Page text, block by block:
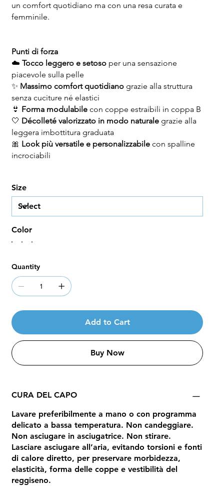
un comfort quotidiano ma con una resa curata e
femminile.
Punti di forza
☁️ Tocco leggero e setosoper una sensazione
piacevole sulla pelle
✨ Massimo comfort quotidianograzie alla struttura
senza cuciture né elastici
👙 Forma modulabilecon coppe estraibili in coppa B
🤍 Décolleté valorizzato in modo naturalegrazie alla
leggera imbottitura graduata
🎀 Look più versatile e personalizzabilecon spalline
incrociabili
Size
Color
Quantity
Add to Cart
Buy Now
CURA DEL CAPO
Lavare preferibilmente a mano o con programma
delicato a bassa temperatura. Non candeggiare.
Non asciugare in asciugatrice. Non stirare.
Lasciare asciugare all’aria, evitando torsioni e fonti
di calore diretto, per preservare morbidezza,
elasticità, forma delle coppe e vestibilità del
reggiseno.